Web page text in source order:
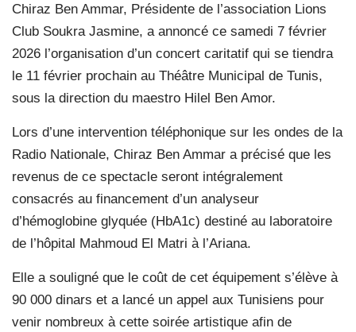
Chiraz Ben Ammar, Présidente de l’association Lions
Club Soukra Jasmine, a annoncé ce samedi 7 février
2026 l’organisation d’un concert caritatif qui se tiendra
le 11 février prochain au Théâtre Municipal de Tunis,
sous la direction du maestro Hilel Ben Amor.
Lors d’une intervention téléphonique sur les ondes de la
Radio Nationale, Chiraz Ben Ammar a précisé que les
revenus de ce spectacle seront intégralement
consacrés au financement d’un analyseur
d’hémoglobine glyquée (HbA1c) destiné au laboratoire
de l’hôpital Mahmoud El Matri à l’Ariana.
Elle a souligné que le coût de cet équipement s’élève à
90 000 dinars et a lancé un appel aux Tunisiens pour
venir nombreux à cette soirée artistique afin de